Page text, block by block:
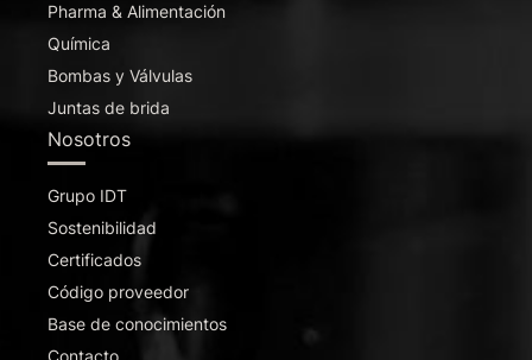
Pharma & Alimentación
Química
Bombas y Válvulas
Juntas de brida
Nosotros
Grupo IDT
Sostenibilidad
Certificados
Código proveedor
Base de conocimientos
Contacto